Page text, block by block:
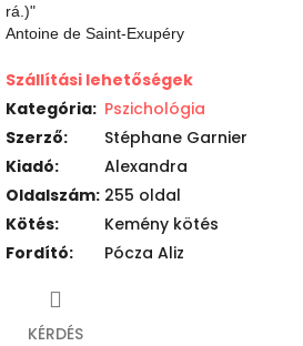
rá.)"
Antoine de Saint-Exupéry
Szállítási lehetőségek
Kategória: Pszichológia
Szerző:
Stéphane Garnier
Kiadó:
Alexandra
Oldalszám: 255 oldal
Kötés:
Kemény kötés
Fordító: Pócza Aliz
KÉRDÉS